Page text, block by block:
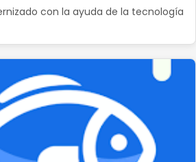
con la ayuda de la tecnología